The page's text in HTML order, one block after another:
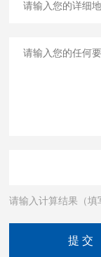
请输入计算结果（